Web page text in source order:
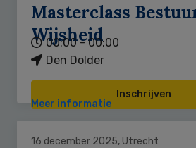
Masterclass
Wijsheid
00:00 - 00:00
Den Dolder
Inschrijven
Meer informatie
16 december 2025, Utrecht